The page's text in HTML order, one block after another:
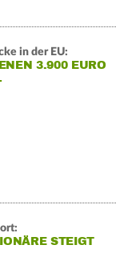
in der EU:
3.900 EURO
STEIGT